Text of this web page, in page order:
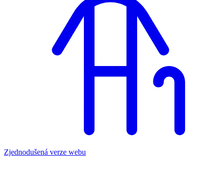
Zjednodušená verze webu